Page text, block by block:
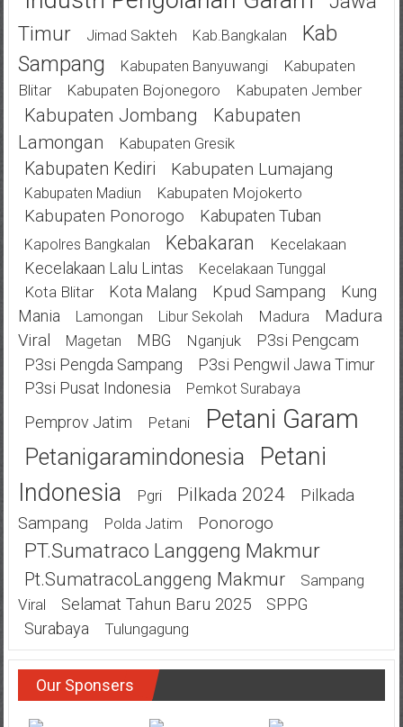
Timur
Jimad Sakteh Kab.bangkalan
Kab
Sampang
Kabupaten Banyuwangi
Kabupaten
Blitar
Kabupaten Bojonegoro Kabupaten Jember
Kabupaten Jombang
Kabupaten
Lamongan
Kabupaten Gresik
Kabupaten Kediri Kabupaten Lumajang
Kabupaten Madiun Kabupaten Mojokerto
Kabupaten Ponorogo Kabupaten Tuban
Kapolres Bangkalan Kebakaran Kecelakaan
Kecelakaan Lalu Lintas Kecelakaan Tunggal
Kota Blitar Kota Malang Kpud Sampang
Kung
Mania
Lamongan Libur Sekolah Madura
Madura
Viral
Magetan MBG Nganjuk
P3si Pengcam
P3si Pengda Sampang
P3si Pengwil Jawa Timur
P3si Pusat Indonesia
Pemkot Surabaya
Pemprov Jatim Petani Petani Garam
Petanigaramindonesia
Petani
Indonesia
Pgri Pilkada 2024
Pilkada
Sampang
Polda Jatim Ponorogo
PT.Sumatraco Langgeng Makmur
Pt.SumatracoLanggeng Makmur
Sampang
Viral
Selamat Tahun Baru 2025
SPPG
Surabaya
Tulungagung
Our Sponsers